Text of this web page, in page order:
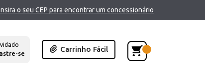
o seu CEP para encontrar um concessionário
se
Carrinho Fácil